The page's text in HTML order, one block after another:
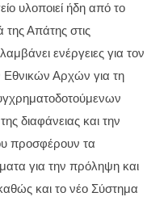
υλοποιεί ήδη από το
της Απάτης στις
ενέργειες για τον
Αρχών για τη
διαφάνειας και την
προσφέρουν τα
για την πρόληψη και
και το νέο Σύστημα